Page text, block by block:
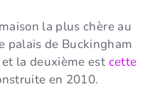
la plus chère au
palais de Buckingham
la deuxième est cette
en 2010.